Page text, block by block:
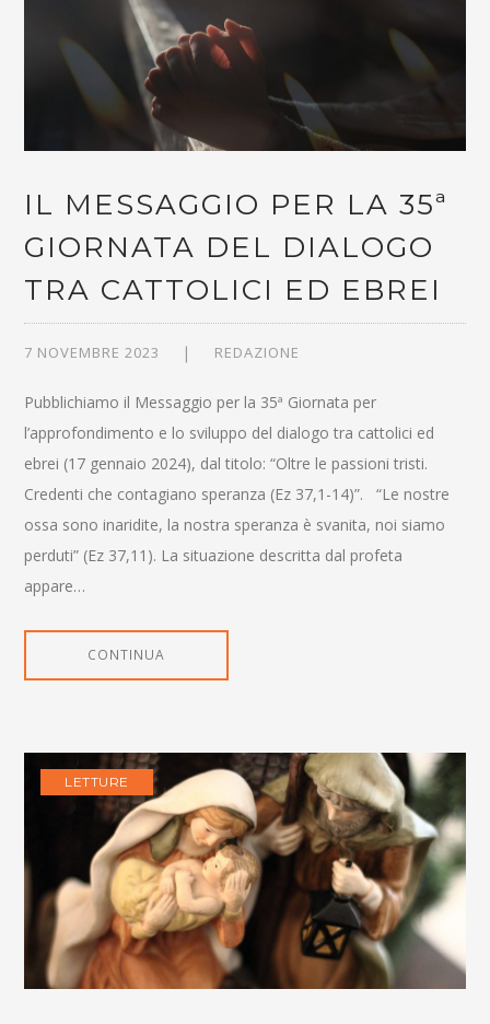
IL MESSAGGIO PER LA 35ª
GIORNATA DEL DIALOGO
TRA CATTOLICI ED EBREI
7 NOVEMBRE 2023 REDAZIONE
Pubblichiamo il Messaggio per la 35ª Giornata per
l’approfondimento e lo sviluppo del dialogo tra cattolici ed
ebrei (17 gennaio 2024), dal titolo: “Oltre le passioni tristi.
Credenti che contagiano speranza (Ez 37,1-14)”. “Le nostre
ossa sono inaridite, la nostra speranza è svanita, noi siamo
perduti” (Ez 37,11). La situazione descritta dal profeta
appare…
CONTINUA
LETTURE